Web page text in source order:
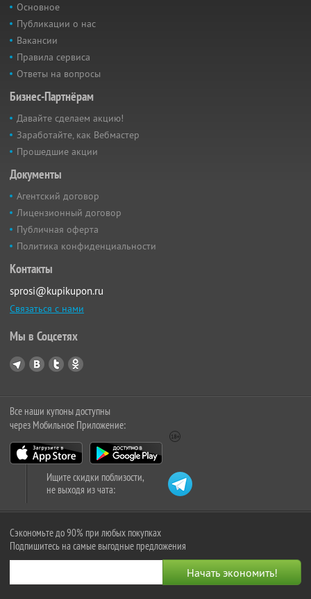
Основное
Публикации о нас
Вакансии
Правила сервиса
Ответы на вопросы
Бизнес-Партнёрам
Давайте сделаем акцию!
Заработайте, как Вебмастер
Прошедшие акции
Документы
Агентский договор
Лицензионный договор
Публичная оферта
Политика конфиденциальности
Контакты
sprosi@kupikupon.ru
Связаться с нами
Мы в Соцсетях
Все наши купоны доступны
через Мобильное Приложение:
Ищите скидки поблизости,
не выходя из чата:
Сэкономьте до 90% при любых покупках
Подпишитесь на самые выгодные предложения